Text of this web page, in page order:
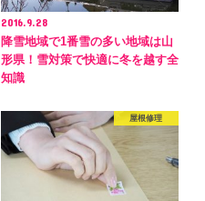
2016.9.28
降雪地域で1番雪の多い地域は山
形県！雪対策で快適に冬を越す全
知識
屋根修理